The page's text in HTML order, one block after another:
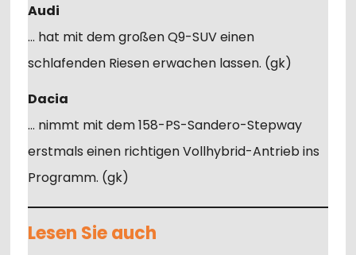
Audi
… hat mit dem großen Q9-SUV einen
schlafenden Riesen erwachen lassen. (gk)
Dacia
… nimmt mit dem 158-PS-Sandero-Stepway
erstmals einen richtigen Vollhybrid-Antrieb ins
Programm. (gk)
Lesen Sie auch